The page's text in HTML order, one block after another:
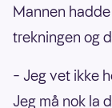
Mannen
trekningen og
– Jeg vet ikke
Jeg må nok la